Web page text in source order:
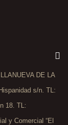
DE LA
s/n. TL:
18. TL:
y Comercial “El